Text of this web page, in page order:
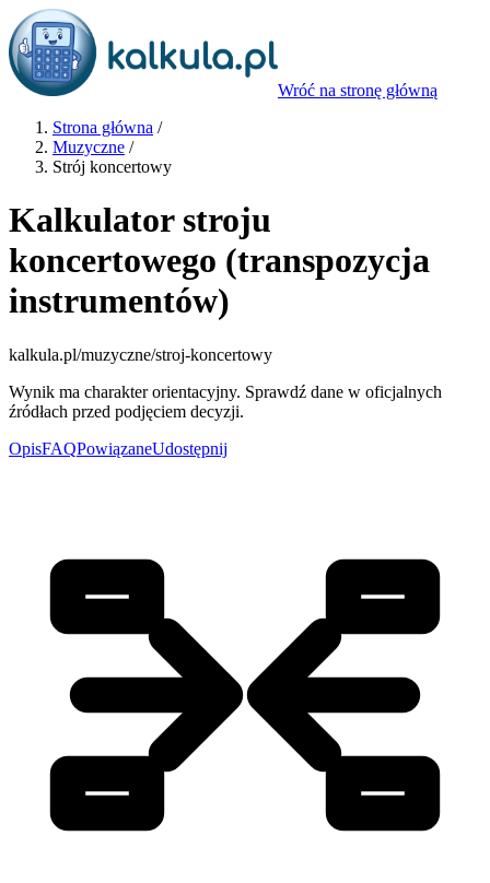
Wróć na stronę główną
Strona główna /
Muzyczne /
Strój koncertowy
Kalkulator stroju
koncertowego (transpozycja
instrumentów)
kalkula.pl/muzyczne/stroj-koncertowy
Wynik ma charakter orientacyjny. Sprawdź dane w oficjalnych
źródłach przed podjęciem decyzji.
OpisFAQPowiązaneUdostępnij